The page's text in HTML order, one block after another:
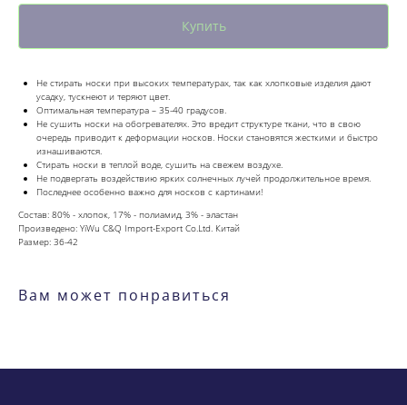
Купить
Не стирать носки при высоких температурах, так как хлопковые изделия дают
усадку, тускнеют и теряют цвет.
Оптимальная температура – 35-40 градусов.
Не сушить носки на обогревателях. Это вредит структуре ткани, что в свою
очередь приводит к деформации носков. Носки становятся жесткими и быстро
изнашиваются.
Стирать носки в теплой воде, сушить на свежем воздухе.
Не подвергать воздействию ярких солнечных лучей продолжительное время.
Последнее особенно важно для носков с картинами!
Состав: 80% - хлопок, 17% - полиамид, 3% - эластан
Произведено: YiWu C&Q Import-Export Co.Ltd. Китай
Размер: 36-42
Вам может понравиться